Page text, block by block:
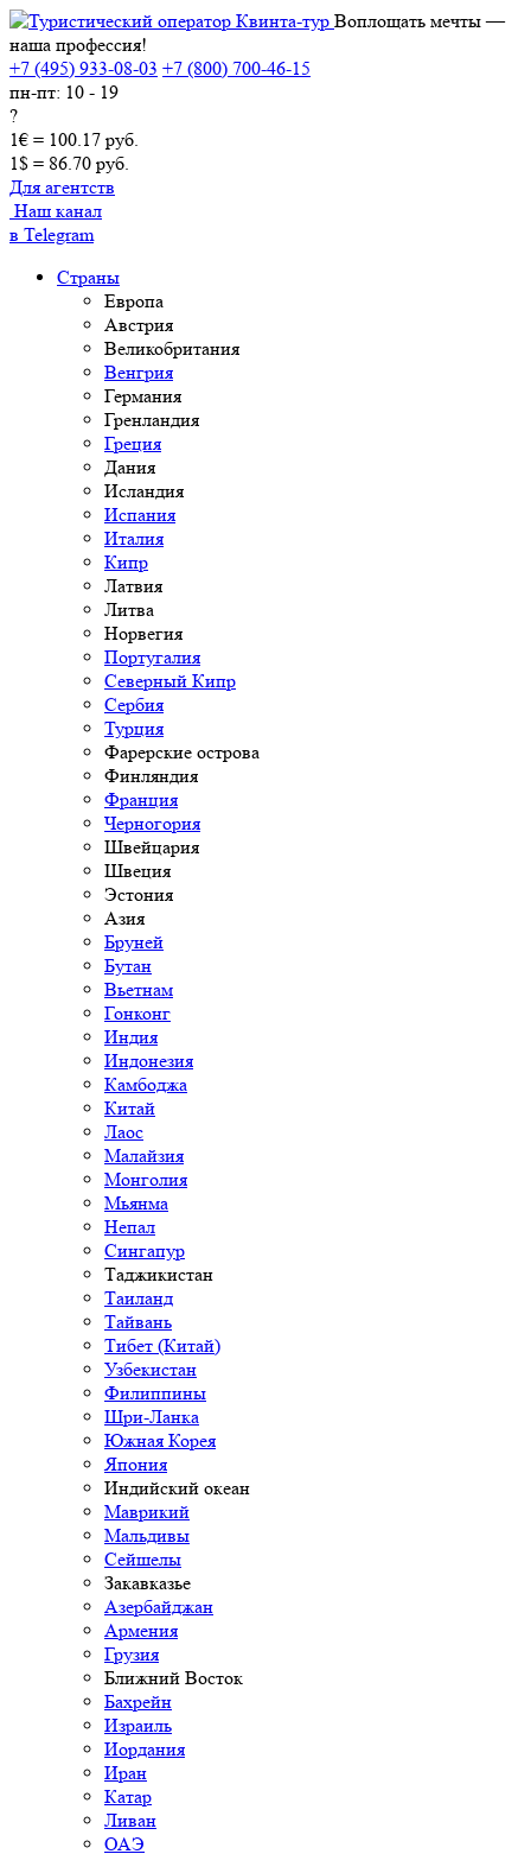
Воплощать мечты —
наша профессия!
+7 (495) 933-08-03 +7 (800) 700-46-15
пн-пт: 10 - 19
?
1€ = 100.17 руб.
1$ = 86.70 руб.
Для агентств
Наш канал
в Telegram
Страны
Европа
Австрия
Великобритания
Венгрия
Германия
Гренландия
Греция
Дания
Исландия
Испания
Италия
Кипр
Латвия
Литва
Норвегия
Португалия
Северный Кипр
Сербия
Турция
Фарерские острова
Финляндия
Франция
Черногория
Швейцария
Швеция
Эстония
Азия
Бруней
Бутан
Вьетнам
Гонконг
Индия
Индонезия
Камбоджа
Китай
Лаос
Малайзия
Монголия
Мьянма
Непал
Сингапур
Таджикистан
Таиланд
Тайвань
Тибет (Китай)
Узбекистан
Филиппины
Шри-Ланка
Южная Корея
Япония
Индийский океан
Маврикий
Мальдивы
Сейшелы
Закавказье
Азербайджан
Армения
Грузия
Ближний Восток
Бахрейн
Израиль
Иордания
Иран
Катар
Ливан
ОАЭ